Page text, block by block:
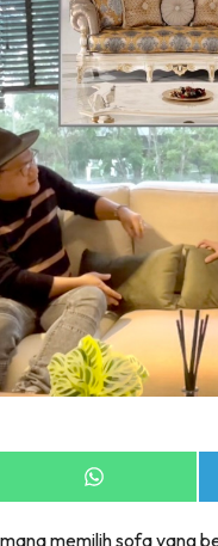
Inspirasi
Bilik Air
Bilik Tidur
Ruang
Ruang
Direktori
Interior
Landskap
DIY
Bilik Air
Bilik Tidur
Dapur
Make Over
Share
on
memilih sofa yang